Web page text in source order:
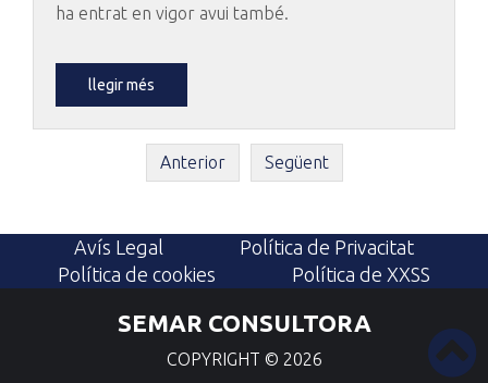
ha entrat en vigor avui també.
llegir més
Anterior Següent
Avís Legal
Política de Privacitat
Política de cookies
Política de XXSS
SEMAR CONSULTORA
COPYRIGHT © 2026